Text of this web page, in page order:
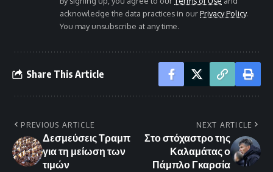
acknowledge the data practices in ourPrivacy Policy.
You may unsubscribe at any time.
Share This Article
PREVIOUS ARTICLE
Δεσμεύσεις Τραμπ
για τη μείωση των
τιμών
NEXT ARTICLE
Στο στόχαστρο της
Καλαμάτας ο
Πάμπλο Γκαρσία